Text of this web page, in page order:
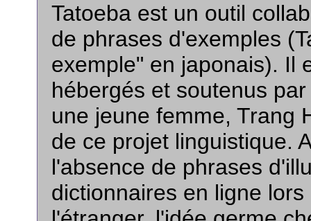
Tatoeba est un outil
de phrases d'exemples
exemple" en japonais). Il
hébergés et soutenus
une jeune femme, Trang
de ce projet linguistique.
l'absence de phrases
dictionnaires en ligne